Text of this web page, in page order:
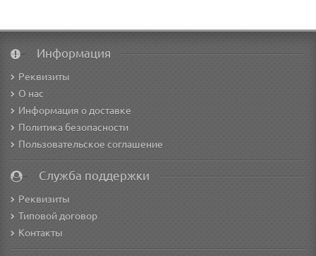
Информация
Реквизиты
О нас
Информация о доставке
Политика безопасности
Пользовательское соглашение
Служба поддержки
Реквизиты
Типовой договор
Контакты